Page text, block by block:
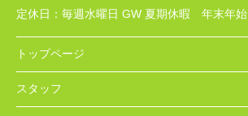
定休日： 毎週水曜日 GW 夏期休暇 年末年始
トップページ
スタッフ